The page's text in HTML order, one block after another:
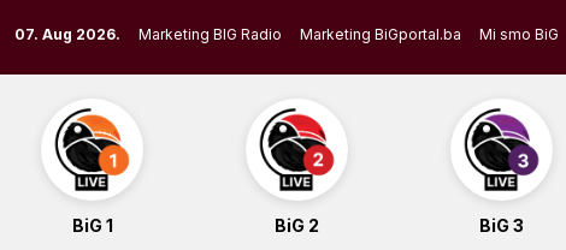
to
content
07. Aug 2026. Marketing BIG Radio Marketing BiGportal.ba Mi smo BiG
BiG 1 BiG 2 BiG 3